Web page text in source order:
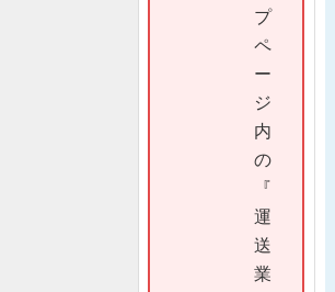
プ
ペ
ー
ジ
内
の
『
運
送
業